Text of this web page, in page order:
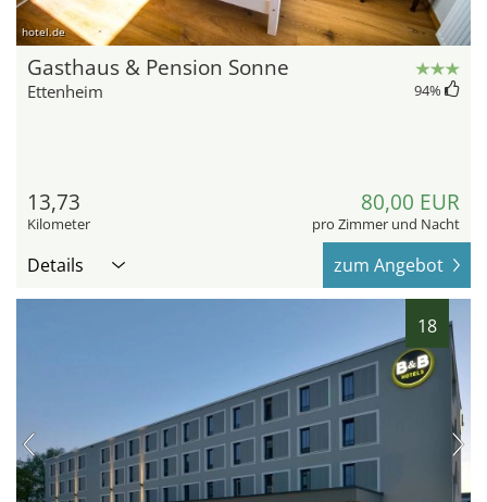
hotel.de
Gasthaus & Pension Sonne
Ettenheim 94%
13,73
Kilometer
80,00 EUR
pro Zimmer und Nacht
Details zum Angebot
18